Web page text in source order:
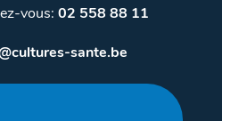
vous: 02 558 88 11
sante.be